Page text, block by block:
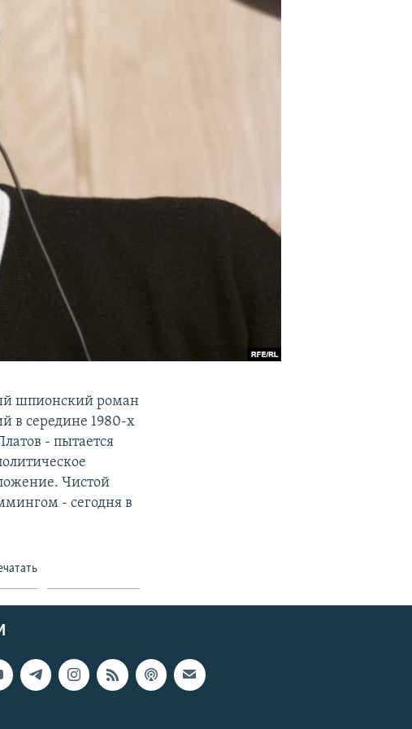
шпионский роман
в середине 1980-х
- пытается
Чистой
- сегодня в